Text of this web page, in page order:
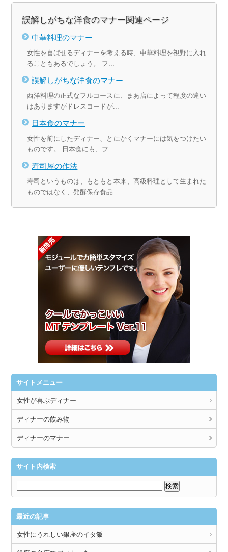
誤解しがちな洋食のマナー関連ページ
中華料理のマナー
女性を喜ばせるディナーを考える時、中華料理を視野に入れ
ることもあるでしょう。 フ...
誤解しがちな洋食のマナー
西洋料理の正式なフルコースに、まあ店によって程度の違い
はありますがドレスコードが...
日本食のマナー
女性を前にしたディナー、とにかくマナーには気をつけたい
ものです。 日本食にも、フ...
寿司屋の作法
寿司というものは、もともと本来、高級料理として生まれた
ものではなく、発酵保存食品...
サイトメニュー
女性が喜ぶディナー
ディナーの飲み物
ディナーのマナー
サイト内検索
最近の記事
女性にうれしい銀座のイタ飯